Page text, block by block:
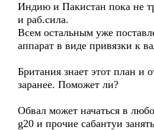
Индию и Пакистан пока не
и раб.сила.
Всем остальным уже
аппарат в виде привязки к
Британия знает этот план и
заранее. Поможет ли?
Обвал может начаться в
g20 и прочие сабантуи